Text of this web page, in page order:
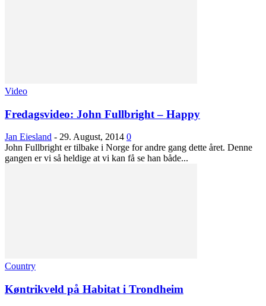
Video
Fredagsvideo: John Fullbright – Happy
Jan Eiesland - 29. August, 2014 0
John Fullbright er tilbake i Norge for andre gang dette året. Denne
gangen er vi så heldige at vi kan få se han både...
Country
Køntrikveld på Habitat i Trondheim